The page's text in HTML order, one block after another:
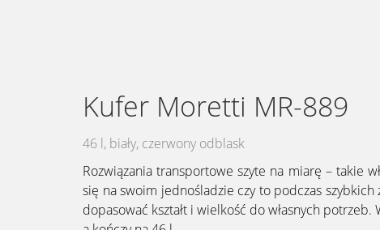
Kufer Moretti MR-889
46 l, biały, czerwony odblask
Rozwiązania transportowe szyte na miarę – takie
się na swoim jednośladzie czy to podczas
dopasować kształt i wielkość do własnych